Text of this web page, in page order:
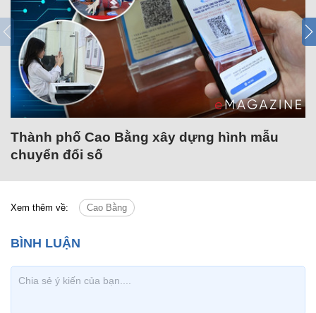
Thành phố Cao Bằng xây dựng hình mẫu
chuyển đổi số
Xem thêm về: Cao Bằng